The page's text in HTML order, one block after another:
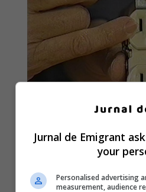
Jurnal de Emigrant
your
Personalised advertising
measurement, audience